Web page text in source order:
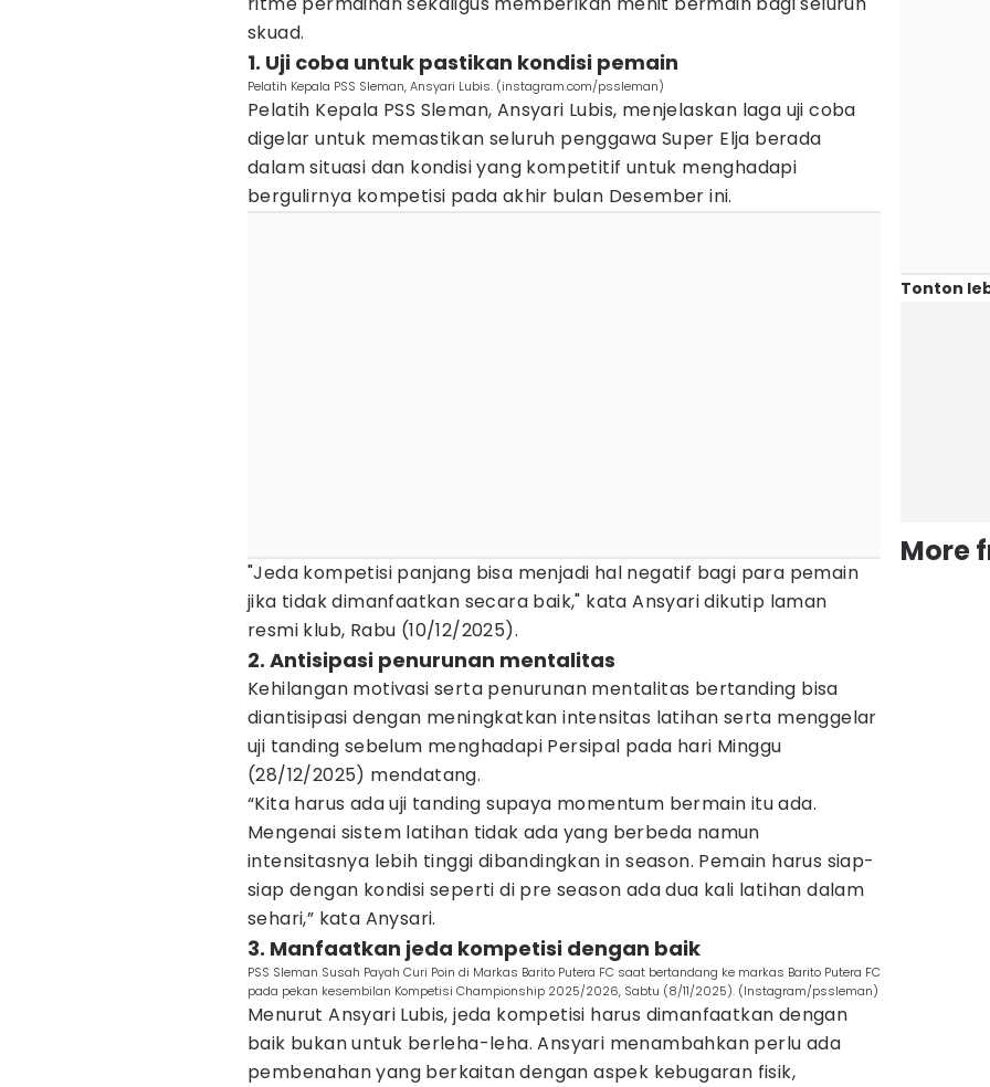
skuad.
1. Uji coba untuk pastikan kondisi pemain
Pelatih Kepala PSS Sleman, Ansyari Lubis. (instagram.com/pssleman)
Pelatih Kepala PSS Sleman, Ansyari Lubis, menjelaskan laga uji coba
digelar untuk memastikan seluruh penggawa Super Elja berada
dalam situasi dan kondisi yang kompetitif untuk menghadapi
bergulirnya kompetisi pada akhir bulan Desember ini.
"Jeda kompetisi panjang bisa menjadi hal negatif bagi para pemain
jika tidak dimanfaatkan secara baik," kata Ansyari dikutip laman
resmi klub, Rabu (10/12/2025).
2. Antisipasi penurunan mentalitas
Kehilangan motivasi serta penurunan mentalitas bertanding bisa
diantisipasi dengan meningkatkan intensitas latihan serta menggelar
uji tanding sebelum menghadapi Persipal pada hari Minggu
(28/12/2025) mendatang.
“Kita harus ada uji tanding supaya momentum bermain itu ada.
Mengenai sistem latihan tidak ada yang berbeda namun
intensitasnya lebih tinggi dibandingkan in season. Pemain harus siap-
siap dengan kondisi seperti di pre season ada dua kali latihan dalam
sehari,” kata Anysari.
3. Manfaatkan jeda kompetisi dengan baik
PSS Sleman Susah Payah Curi Poin di Markas Barito Putera FC saat bertandang ke markas Barito Putera FC
pada pekan kesembilan Kompetisi Championship 2025/2026, Sabtu (8/11/2025). (Instagram/pssleman)
Menurut Ansyari Lubis, jeda kompetisi harus dimanfaatkan dengan
baik bukan untuk berleha-leha. Ansyari menambahkan perlu ada
pembenahan yang berkaitan dengan aspek kebugaran fisik,
Tonton
More